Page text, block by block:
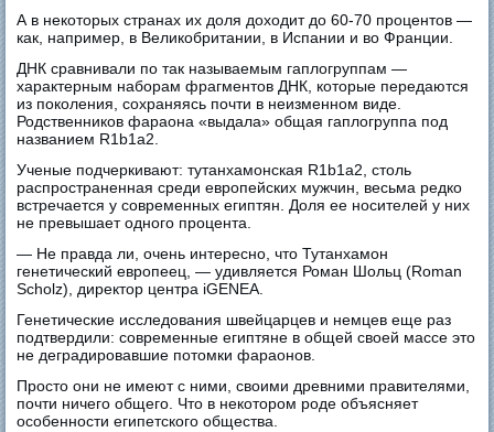
А в некоторых странах их доля доходит до 60-70 процентов —
как, например, в Великобритании, в Испании и во Франции.
ДНК сравнивали по так называемым гаплогруппам —
характерным наборам фрагментов ДНК, которые передаются
из поколения, сохраняясь почти в неизменном виде.
Родственников фараона «выдала» общая гаплогруппа под
названием R1b1a2.
Ученые подчеркивают: тутанхамонская R1b1a2, столь
распространенная среди европейских мужчин, весьма редко
встречается у современных египтян. Доля ее носителей у них
не превышает одного процента.
— Не правда ли, очень интересно, что Тутанхамон
генетический европеец, — удивляется Роман Шольц (Roman
Scholz), директор центра iGENEA.
Генетические исследования швейцарцев и немцев еще раз
подтвердили: современные египтяне в общей своей массе это
не деградировавшие потомки фараонов.
Просто они не имеют с ними, своими древними правителями,
почти ничего общего. Что в некотором роде объясняет
особенности египетского общества.